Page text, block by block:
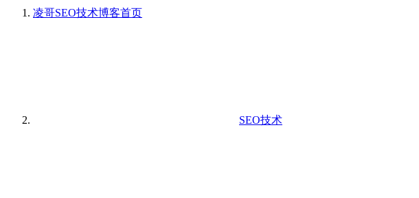
凌哥SEO技术博客首页
SEO技术